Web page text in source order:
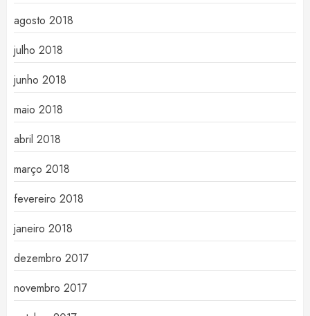
agosto 2018
julho 2018
junho 2018
maio 2018
abril 2018
março 2018
fevereiro 2018
janeiro 2018
dezembro 2017
novembro 2017